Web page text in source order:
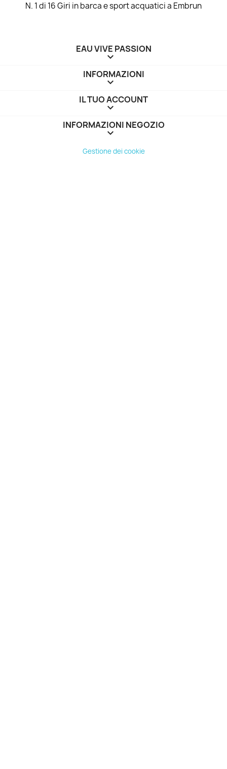
N. 1 di 16 Giri in barca e sport acquatici a Embrun
EAU VIVE PASSION

INFORMAZIONI

IL TUO ACCOUNT

INFORMAZIONI NEGOZIO
keyboard_arrow_down
Gestione dei cookie